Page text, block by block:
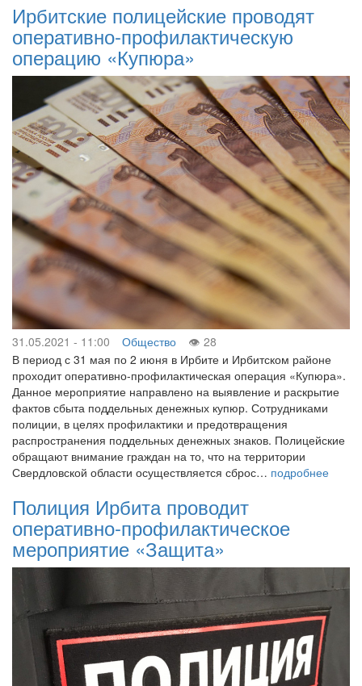
Ирбитские полицейские проводят
оперативно-профилактическую
операцию «Купюра»
31.05.2021 - 11:00 Общество
28
В период с 31 мая по 2 июня в Ирбите и Ирбитском районе
проходит оперативно-профилактическая операция «Купюра».
Данное мероприятие направлено на выявление и раскрытие
фактов сбыта поддельных денежных купюр. Сотрудниками
полиции, в целях профилактики и предотвращения
распространения поддельных денежных знаков. Полицейские
обращают внимание граждан на то, что на территории
Свердловской области осуществляется сброс… подробнее
Полиция Ирбита проводит
оперативно-профилактическое
мероприятие «Защита»